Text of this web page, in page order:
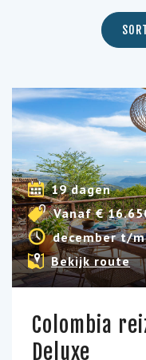
19 dagen
Vanaf €
december t/
Bekijk route
Colombia
Deluxe